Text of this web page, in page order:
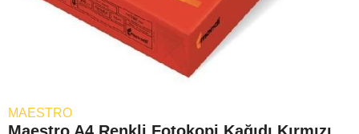
MAESTRO